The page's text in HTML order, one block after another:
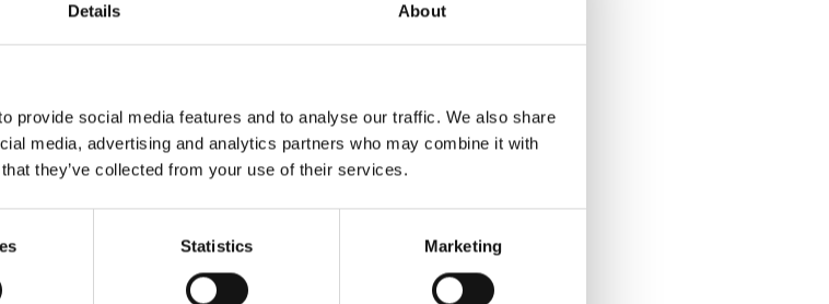
Details About
provide social media features and to analyse our traffic. We also share
media, advertising and analytics partners who may combine it with
they’ve collected from your use of their services.
Statistics Marketing